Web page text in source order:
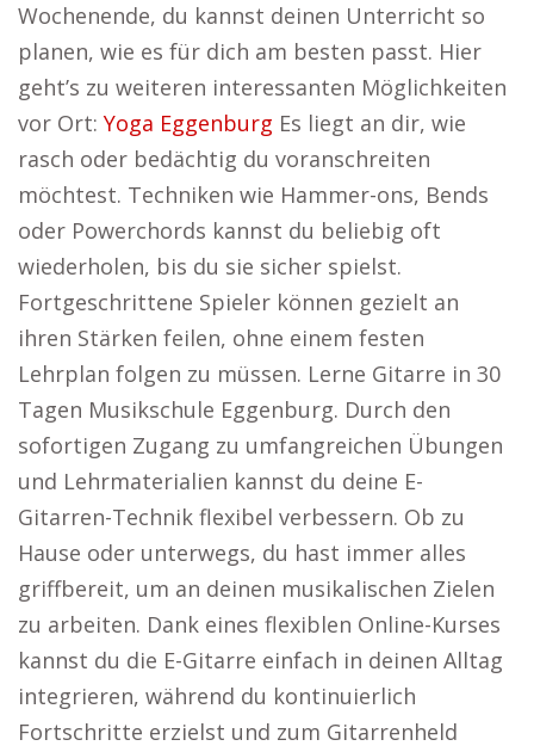
Wochenende, du kannst deinen Unterricht so
planen, wie es für dich am besten passt. Hier
geht’s zu weiteren interessanten Möglichkeiten
vor Ort: Yoga Eggenburg Es liegt an dir, wie
rasch oder bedächtig du voranschreiten
möchtest. Techniken wie Hammer-ons, Bends
oder Powerchords kannst du beliebig oft
wiederholen, bis du sie sicher spielst.
Fortgeschrittene Spieler können gezielt an
ihren Stärken feilen, ohne einem festen
Lehrplan folgen zu müssen. Lerne Gitarre in 30
Tagen Musikschule Eggenburg. Durch den
sofortigen Zugang zu umfangreichen Übungen
und Lehrmaterialien kannst du deine E-
Gitarren-Technik flexibel verbessern. Ob zu
Hause oder unterwegs, du hast immer alles
griffbereit, um an deinen musikalischen Zielen
zu arbeiten. Dank eines flexiblen Online-Kurses
kannst du die E-Gitarre einfach in deinen Alltag
integrieren, während du kontinuierlich
Fortschritte erzielst und zum Gitarrenheld